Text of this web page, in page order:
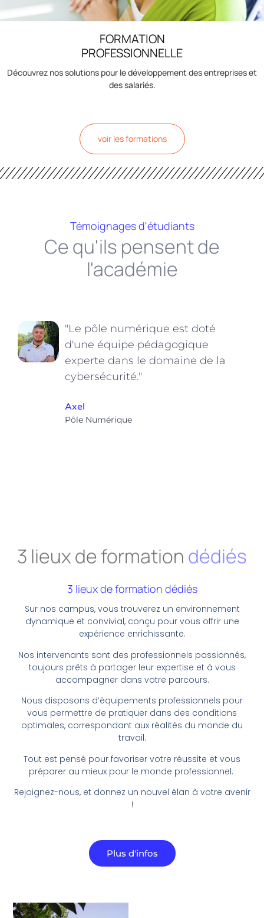
FORMATION
PROFESSIONNELLE
Découvrez nos solutions pour le développement des entreprises et
des salariés.
voir les formations
Témoignages d'étudiants
Ce qu'ils pensent de
l'académie
"Le pôle numérique est doté
d'une équipe pédagogique
experte dans le domaine de la
cybersécurité."
Axel
Pôle Numérique
3 lieux de formation dédiés
3 lieux de formation dédiés
Sur nos campus, vous trouverez un environnement
dynamique et convivial, conçu pour vous offrir une
expérience enrichissante.
Nos intervenants sont des professionnels passionnés,
toujours prêts à partager leur expertise et à vous
accompagner dans votre parcours.
Nous disposons d’équipements professionnels pour
vous permettre de pratiquer dans des conditions
optimales, correspondant aux réalités du monde du
travail.
Tout est pensé pour favoriser votre réussite et vous
préparer au mieux pour le monde professionnel.
Rejoignez-nous, et donnez un nouvel élan à votre avenir
!
Plus d'infos